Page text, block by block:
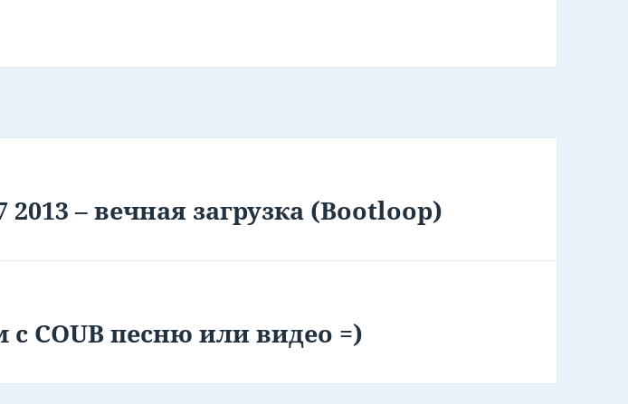
2013 – вечная загрузка (Bootloop)
с COUB песню или видео =)